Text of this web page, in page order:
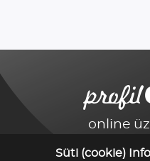
online
Süti (cookie)